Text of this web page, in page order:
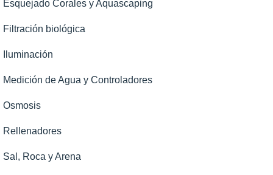
Esquejado Corales y Aquascaping
Filtración biológica
Iluminación
Medición de Agua y Controladores
Osmosis
Rellenadores
Sal, Roca y Arena